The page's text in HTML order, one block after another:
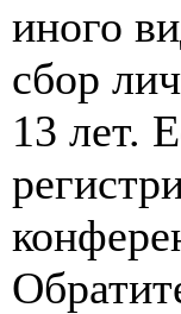
иного
сбор
13 лет.